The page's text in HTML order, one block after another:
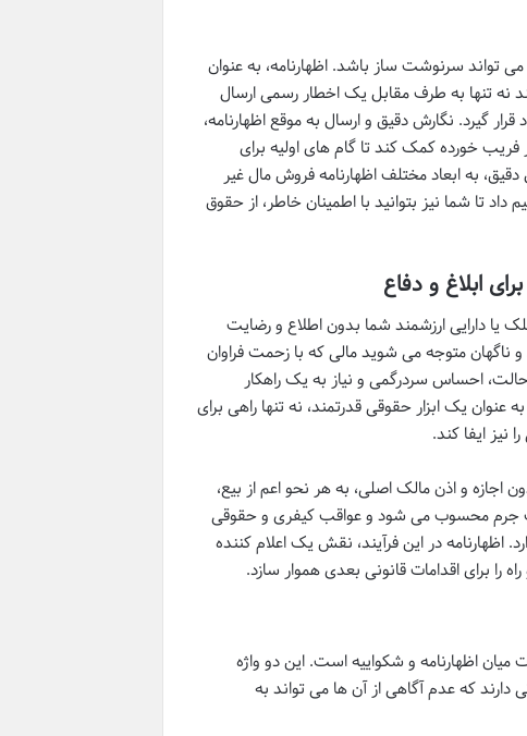
تواند سرنوشت ساز باشد. اظهارنامه، به عنوان
نه تنها به طرف مقابل یک اخطار رسمی ارسال
گیرد. نگارش دقیق و ارسال به موقع اظهارنامه،
فریب خورده کمک کند تا گام های اولیه برای
به ابعاد مختلف اظهارنامه فروش مال غیر
تا شما نیز بتوانید با اطمینان خاطر، از حقوق
ابلاغ و دفاع
یا دارایی ارزشمند شما بدون اطلاع و رضایت
متوجه می شوید مالی که با زحمت فراوان
احساس سردرگمی و نیاز به یک راهکار
یک ابزار حقوقی قدرتمند، نه تنها راهی برای
ایفا کند.
و اذن مالک اصلی، به هر نحو اعم از بیع،
جرم محسوب می شود و عواقب کیفری و حقوقی
اظهارنامه در این فرآیند، نقش یک اعلام کننده
را برای اقدامات قانونی بعدی هموار سازد.
میان اظهارنامه و شکواییه است. این دو واژه
دارند که عدم آگاهی از آن ها می تواند به